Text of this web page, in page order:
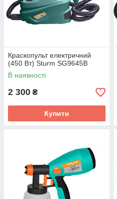
Краскопульт електричний
(450 Вт) Sturm SG9645B
В наявності
2 300 ₴
Купити